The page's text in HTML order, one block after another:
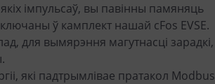
імпульсаў, вы павінны памяняць
ў камплект нашай cFos EVSE.
для вымярэння магутнасці зарадкі,
які падтрымлівае пратакол Modbus